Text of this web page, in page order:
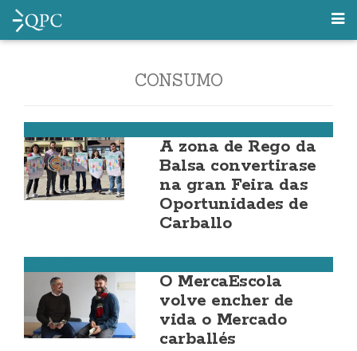
CONSUMO
A zona de Rego da
Balsa convertirase
na gran Feira das
Oportunidades de
Carballo
O MercaEscola
volve encher de
vida o Mercado
carballés